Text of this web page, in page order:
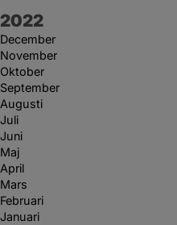
År:
2022
December
November
Oktober
September
Augusti
Juli
Juni
Maj
April
Mars
Februari
Januari